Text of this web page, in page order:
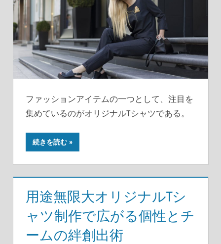
ファッションアイテムの一つとして、注目を
集めているのがオリジナルTシャツである。
続きを読む
用途無限大オリジナルTシ
ャツ制作で広がる個性とチ
ームの絆創出術